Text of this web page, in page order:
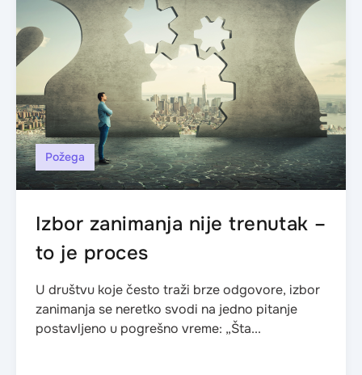
Požega
Izbor zanimanja nije trenutak –
to je proces
U društvu koje često traži brze odgovore, izbor
zanimanja se neretko svodi na jedno pitanje
postavljeno u pogrešno vreme: „Šta...